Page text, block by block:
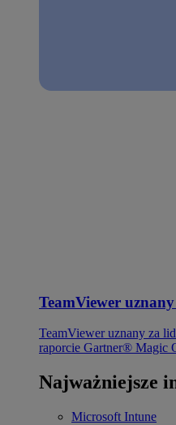
TeamViewer
TeamViewer uznany za
raporcie Gartner® Magic
Najważniejsze
Microsoft Intune